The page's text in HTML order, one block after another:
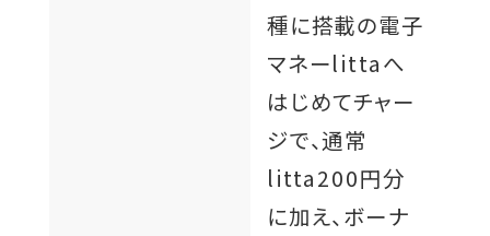
種に搭載の電子
マネーlittaへ
はじめてチャー
ジで、通常
litta200円分
に加え、ボーナ